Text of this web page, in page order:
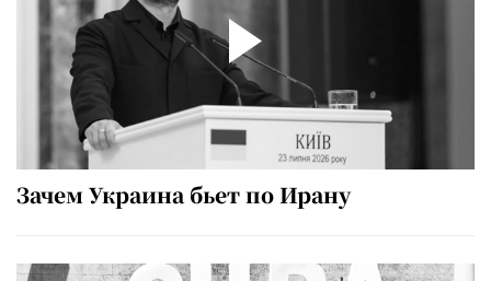
Зачем Украина бьет по Ирану